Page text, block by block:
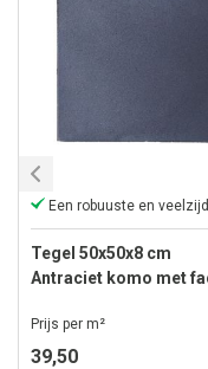
Tegel 50x50x8 cm
Antraciet komo met
Prijs per m²
39,50